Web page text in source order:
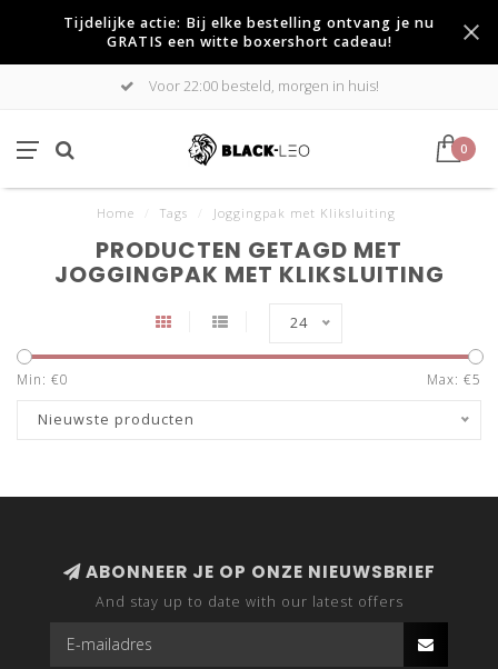
Tijdelijke actie: Bij elke bestelling ontvang je nu
GRATIS een witte boxershort cadeau!
Voor 22:00 besteld, morgen in huis!
0
Home Tags Joggingpak met Kliksluiting
PRODUCTEN GETAGD MET
JOGGINGPAK MET KLIKSLUITING
24
Min: €0 Max: €5
Nieuwste producten
ABONNEER JE OP ONZE NIEUWSBRIEF
And stay up to date with our latest offers